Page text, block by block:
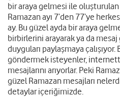
bir araya gelmesi ile
Ramazan ayı 7’den 77’ye
ay. Bu güzel ayda bir araya
birbirlerini arayarak ya da
duyguları paylaşmaya
göndermek isteyenler,
mesajlarını arıyorlar. Peki
güzel Ramazan mesajları
detaylar içeriğimizde.